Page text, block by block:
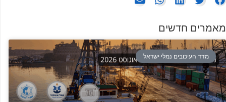
מאמרים חדשים
מדד העיכובים נמלי ישראל